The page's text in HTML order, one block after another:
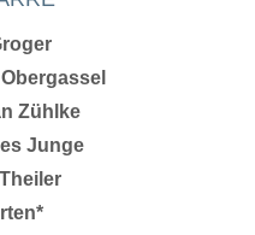
Zühlke
Junge